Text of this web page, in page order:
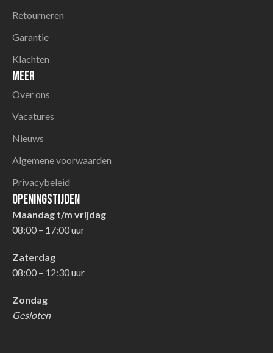
Retourneren
Garantie
Klachten
Meer
Over ons
Vacatures
Nieuws
Algemene voorwaarden
Privacybeleid
Openingstijden
Maandag t/m vrijdag
08:00 – 17:00 uur
Zaterdag
08:00 – 12:30 uur
Zondag
Gesloten